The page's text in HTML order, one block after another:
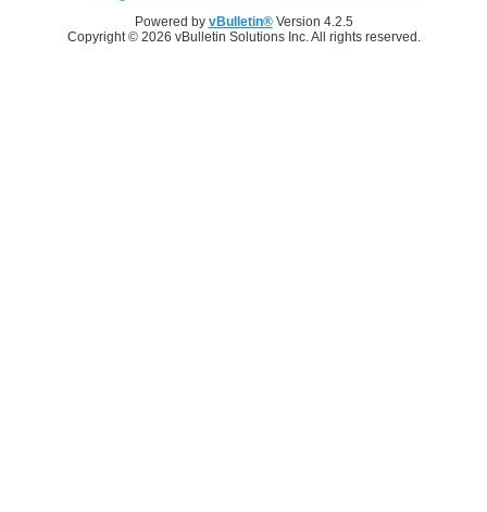
Powered by vBulletin®Version 4.2.5
Copyright © 2026 vBulletin Solutions Inc. All rights reserved.